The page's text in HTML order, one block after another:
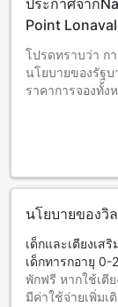
Point
โปรดทราบว่า ก
นโยบายของรัฐ
ราคาการจองทั้ง
นโยบายของวิ
เด็กและเตียงเสริ
เด็กทารกอายุ 0-
พักฟรี หากใช้เตี
มีค่าใช้จ่ายเพิ่ม